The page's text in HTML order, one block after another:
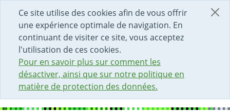
Ce site utilise des cookies afin de vous offrir
une expérience optimale de navigation. En
continuant de visiter ce site, vous acceptez
l'utilisation de ces cookies.
Pour en savoir plus sur comment les
désactiver, ainsi que sur notre politique en
matière de protection des données.
DÉBUT DU CONTENU DE LA PAGE
ACCÈS AU CHAMP DE RECHERCHE
PAGE D'ACCUEIL
FORMULAIRE DE CONTACT